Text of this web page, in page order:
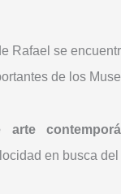
Rafael se
de los
en busca